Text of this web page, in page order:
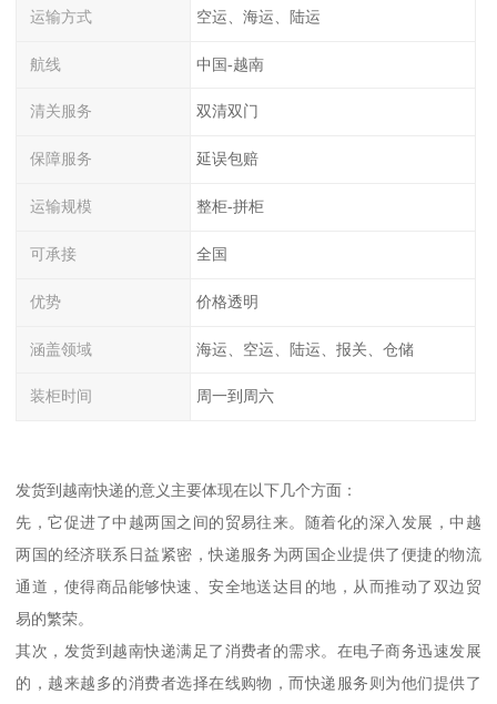
运输方式 空运、海运、陆运
航线 中国-越南
清关服务 双清双门
保障服务 延误包赔
运输规模 整柜-拼柜
可承接 全国
优势 价格透明
涵盖领域 海运、空运、陆运、报关、仓储
装柜时间 周一到周六
发货到越南快递的意义主要体现在以下几个方面：
先，它促进了中越两国之间的贸易往来。随着化的深入发展，中越
两国的经济联系日益紧密，快递服务为两国企业提供了便捷的物流
通道，使得商品能够快速、安全地送达目的地，从而推动了双边贸
易的繁荣。
其次，发货到越南快递满足了消费者的需求。在电子商务迅速发展
的，越来越多的消费者选择在线购物，而快递服务则为他们提供了